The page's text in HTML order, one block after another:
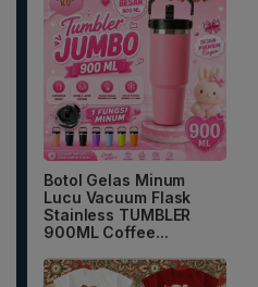
Botol Gelas Minum
Lucu Vacuum Flask
Stainless TUMBLER
900ML Coffee...